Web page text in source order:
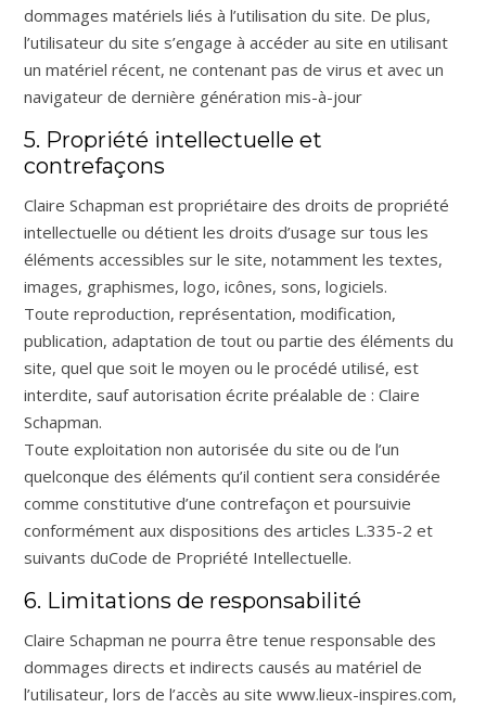
dommages matériels liés à l’utilisation du site. De plus,
l’utilisateur du site s’engage à accéder au site en utilisant
un matériel récent, ne contenant pas de virus et avec un
navigateur de dernière génération mis-à-jour
5. Propriété intellectuelle et
contrefaçons
Claire Schapman est propriétaire des droits de propriété
intellectuelle ou détient les droits d’usage sur tous les
éléments accessibles sur le site, notamment les textes,
images, graphismes, logo, icônes, sons, logiciels.
Toute reproduction, représentation, modification,
publication, adaptation de tout ou partie des éléments du
site, quel que soit le moyen ou le procédé utilisé, est
interdite, sauf autorisation écrite préalable de : Claire
Schapman.
Toute exploitation non autorisée du site ou de l’un
quelconque des éléments qu’il contient sera considérée
comme constitutive d’une contrefaçon et poursuivie
conformément aux dispositions des articles L.335-2 et
suivants duCode de Propriété Intellectuelle.
6. Limitations de responsabilité
Claire Schapman ne pourra être tenue responsable des
dommages directs et indirects causés au matériel de
l’utilisateur, lors de l’accès au site www.lieux-inspires.com,